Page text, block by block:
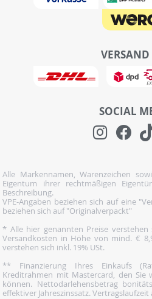
SOCIAL
Alle Markennamen, Warenzeichen
Eigentum ihrer rechtmäßigen
Beschreibung.
VPE-Angaben beziehen sich auf eine
beziehen sich auf "Originalverpackt"
* Alle hier genannten Preise
Versandkosten in Höhe von mind. €
verstehen sich inkl. 19% USt.
** Finanzierung Ihres Einkaufs
Kreditrahmen mit Mastercard, den Sie
können. Nettodarlehensbetrag
effektiver Jahreszinssatz.